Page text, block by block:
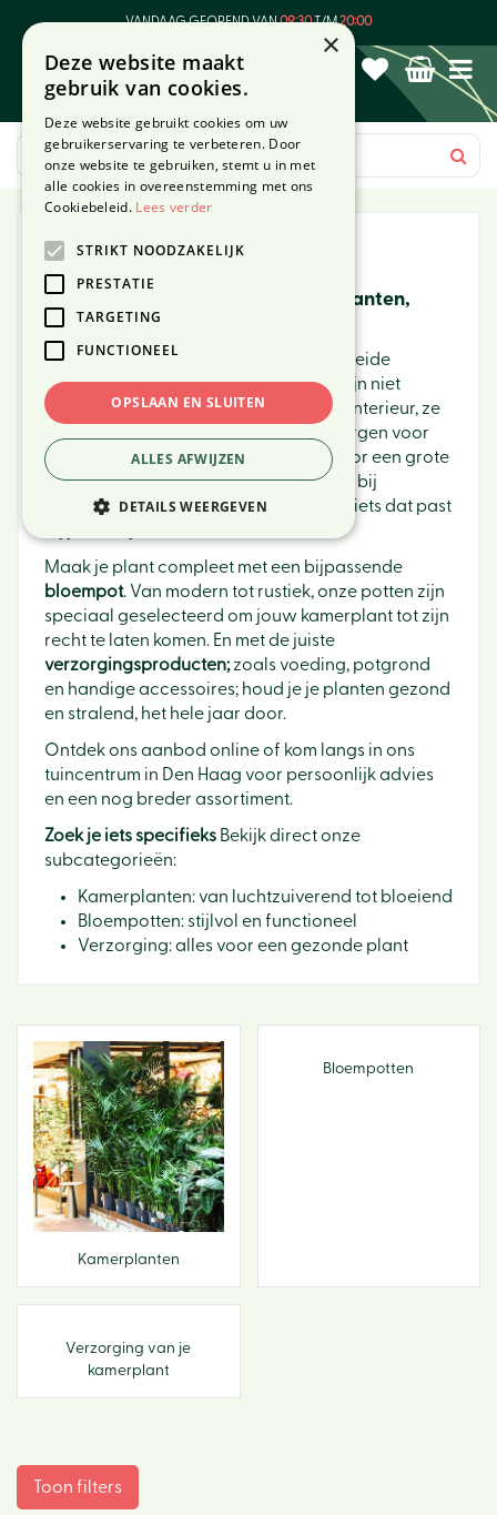
VANDAAG GEOPEND VAN09:30T/M20:00
Binnen
Alles voor jouw interieur: kamerplanten,
bloempotten en verzorging
Breng je huis tot leven met onze uitgebreide
collectie voor binnen! Kamerplanten zijn niet
alleen een stijlvolle toevoeging aan je interieur, ze
verbeteren ook de luchtkwaliteit en zorgen voor
een ontspannen sfeer. Of je nu kiest voor een grote
groene plant of een compacte bloeier: bij
Tuincentrum Ockenburgh vind je altijd iets dat past
Maak je plant compleet met een bijpassende
bloempot. Van modern tot rustiek, onze potten zijn
speciaal geselecteerd om jouw kamerplant tot zijn
recht te laten komen. En met de juiste
verzorgingsproducten; zoals voeding, potgrond
en handige accessoires; houd je je planten gezond
en stralend, het hele jaar door.
Ontdek ons aanbod online of kom langs in ons
tuincentrum in Den Haag voor persoonlijk advies
en een nog breder assortiment.
Zoek je iets specifieks Bekijk direct onze
subcategorieën:
Kamerplanten: van luchtzuiverend tot bloeiend
Bloempotten: stijlvol en functioneel
Verzorging: alles voor een gezonde plant
Kamerplanten
Bloempotten
Verzorging van je
kamerplant
Toon filters
×
Deze website maakt
gebruik van cookies.
Deze website gebruikt cookies om uw
gebruikerservaring te verbeteren. Door
onze website te gebruiken, stemt u in met
alle cookies in overeenstemming met ons
Cookiebeleid. Lees verder
STRIKT NOODZAKELIJK
PRESTATIE
TARGETING
FUNCTIONEEL
OPSLAAN EN SLUITEN
ALLES AFWIJZEN
DETAILS WEERGEVEN